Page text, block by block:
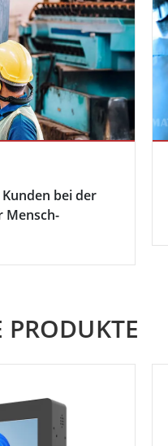
bei der
Mensch-